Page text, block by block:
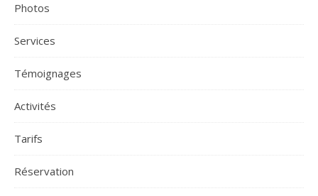
Photos
Services
Témoignages
Activités
Tarifs
Réservation